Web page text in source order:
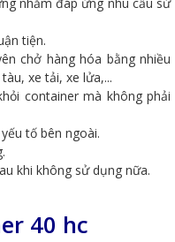
tiện.
chở hàng hóa bằng nhiều
xe tải, xe lửa,...
container mà không phải
tố bên ngoài.
khi không sử dụng nữa.
40 hc